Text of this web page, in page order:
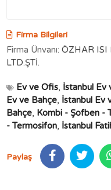
Firma Bilgileri
Firma Ünvanı: ÖZHAR ISI
LTD.ŞTİ.
Ev ve Ofis, İstanbul Ev
Ev ve Bahçe, İstanbul Ev
Bahçe, Kombi - Şofben -
- Termosifon, İstanbul
Paylaş